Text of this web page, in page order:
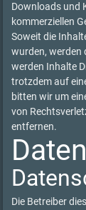
Downloads und
kommerziellen
Soweit die
wurden, werden
werden Inhalte
trotzdem auf
bitten wir um
von
entfernen.
Die Betreiber